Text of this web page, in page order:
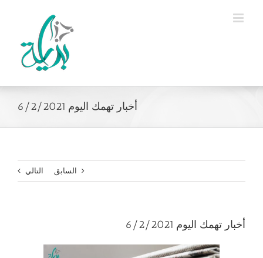
أخبار تهمك اليوم 6/2/2021
السابق التالي
أخبار تهمك اليوم 6/2/2021